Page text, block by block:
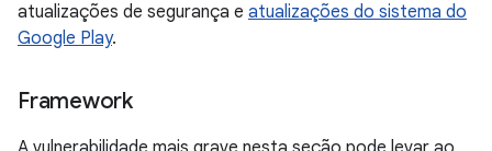
atualizações de segurança e atualizações do sistema do
Google Play.
Framework